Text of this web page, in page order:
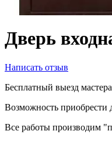
Дверь
Написать отзыв
Бесплатный выезд
Возможность приобрести
Все работы производим